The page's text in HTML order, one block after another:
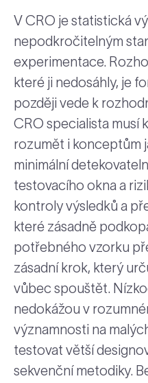
V CRO je statistická
nepodkročitelným
experimentace.
které ji nedosáhly, je
později vede k
CRO specialista musí
rozumět i konceptům
minimální
testovacího okna a
kontroly výsledků a
které zásadně
potřebného vzorku
zásadní krok, který
vůbec spouštět.
nedokážou v
významnosti na
testovat větší
sekvenční metodiky.